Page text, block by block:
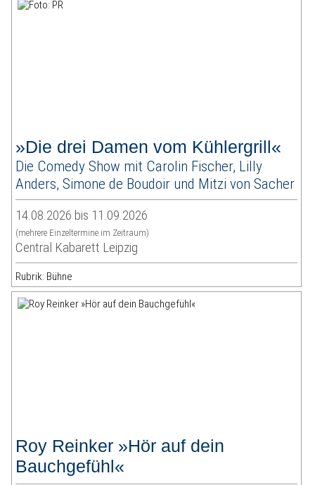
»Die drei Damen vom Kühlergrill«
Die Comedy Show mit Carolin Fischer, Lilly
Anders, Simone de Boudoir und Mitzi von Sacher
14.08.2026 bis 11.09.2026
(mehrere Einzeltermine im Zeitraum)
Central Kabarett Leipzig
Rubrik: Bühne
Roy Reinker »Hör auf dein
Bauchgefühl«